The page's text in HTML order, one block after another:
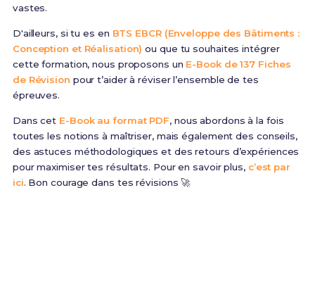
vastes.
D'ailleurs, si tu es en BTS EBCR (Enveloppe des Bâtiments :
Conception et Réalisation) ou que tu souhaites intégrer
cette formation, nous proposons un E-Book de 137 Fiches
de Révision pour t’aider à réviser l’ensemble de tes
épreuves.
Dans cet E-Book au format PDF, nous abordons à la fois
toutes les notions à maîtriser, mais également des conseils,
des astuces méthodologiques et des retours d’expériences
pour maximiser tes résultats. Pour en savoir plus, c’est par
ici. Bon courage dans tes révisions 🚀